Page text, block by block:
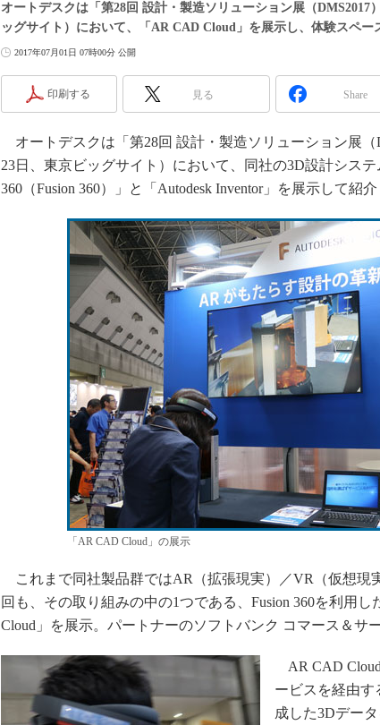
EdgeTech+
AUTOMOTIVE
車
3Dプ
S＆
イ
製
メイ
植物
知財
海外
グ
オートデスクは「第28回 設計・製造ソリューション展（DMS2017
ッグサイト）において、「AR CAD Cloud」を展示し、体験スペー
2017年07月01日 07時00分 公開
印刷する 見る Share
オートデスクは「第28回 設計・製造ソリューション展（
23日、東京ビッグサイト）において、同社の3D設計システ
360（Fusion 360）」と「Autodesk Inventor」を展示して紹介
「AR CAD Cloud」の展示
これまで同社製品群ではAR（拡張現実）／VR（仮想現
回も、その取り組みの中の1つである、Fusion 360を利用
Cloud」を展示。パートナーのソフトバンク コマース＆サ
AR CAD
ービスを経由す
成した3Dデー